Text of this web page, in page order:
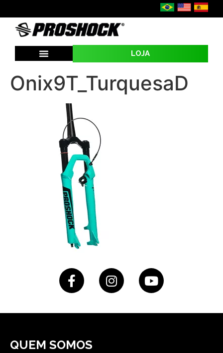
LOJA
Onix9T_TurquesaD
QUEM SOMOS